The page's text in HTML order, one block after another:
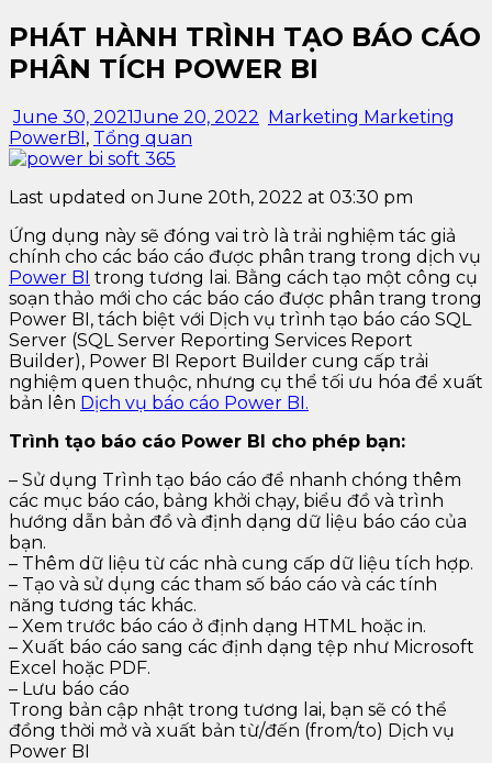
PHÁT HÀNH TRÌNH TẠO BÁO CÁO
PHÂN TÍCH POWER BI
June 30, 2021June 20, 2022 Marketing Marketing
PowerBI, Tổng quan
Last updated on June 20th, 2022 at 03:30 pm
Ứng dụng này sẽ đóng vai trò là trải nghiệm tác giả
chính cho các báo cáo được phân trang trong dịch vụ
Power BI trong tương lai. Bằng cách tạo một công cụ
soạn thảo mới cho các báo cáo được phân trang trong
Power BI, tách biệt với Dịch vụ trình tạo báo cáo SQL
Server (SQL Server Reporting Services Report
Builder), Power BI Report Builder cung cấp trải
nghiệm quen thuộc, nhưng cụ thể tối ưu hóa để xuất
bản lên Dịch vụ báo cáo Power BI.
Trình tạo báo cáo Power BI cho phép bạn:
– Sử dụng Trình tạo báo cáo để nhanh chóng thêm
các mục báo cáo, bảng khởi chạy, biểu đồ và trình
hướng dẫn bản đồ và định dạng dữ liệu báo cáo của
bạn.
– Thêm dữ liệu từ các nhà cung cấp dữ liệu tích hợp.
– Tạo và sử dụng các tham số báo cáo và các tính
năng tương tác khác.
– Xem trước báo cáo ở định dạng HTML hoặc in.
– Xuất báo cáo sang các định dạng tệp như Microsoft
Excel hoặc PDF.
– Lưu báo cáo
Trong bản cập nhật trong tương lai, bạn sẽ có thể
đồng thời mở và xuất bản từ/đến (from/to) Dịch vụ
Power BI